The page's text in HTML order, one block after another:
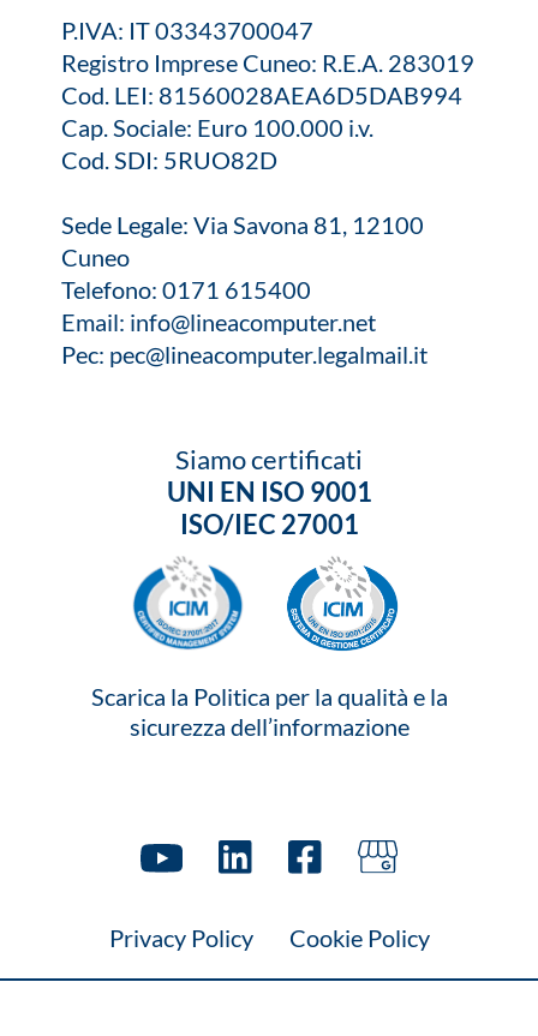
P.IVA: IT 03343700047
Registro Imprese Cuneo: R.E.A. 283019
Cod. LEI: 81560028AEA6D5DAB994
Cap. Sociale: Euro 100.000 i.v.
Cod. SDI: 5RUO82D
Sede Legale: Via Savona 81, 12100
Cuneo
Telefono: 0171 615400
Email: info@lineacomputer.net
Pec: pec@lineacomputer.legalmail.it
Siamo certificati
UNI EN ISO 9001
ISO/IEC 27001
Scarica la Politica per la qualità e la
sicurezza dell’informazione
Privacy Policy Cookie Policy